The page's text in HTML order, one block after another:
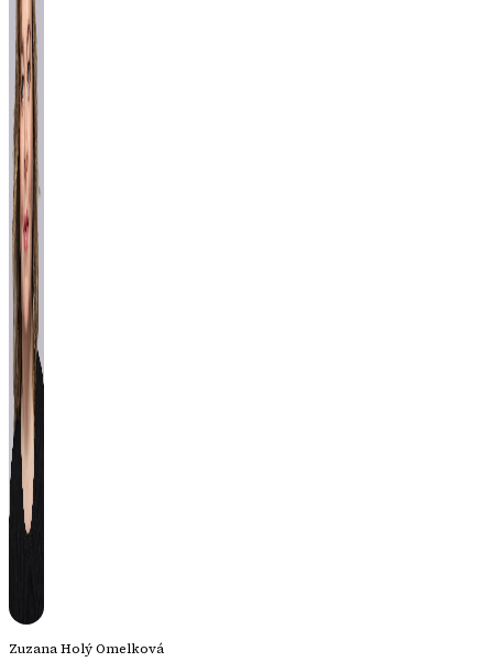
Zuzana Holý Omelková